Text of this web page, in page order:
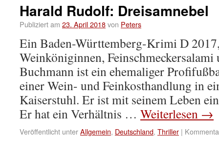
Harald Rudolf: Dreisamnebel
Publiziert am 23. April 2018von Peters
Ein Baden-Württemberg-Krimi D
Weinköniginnen,
Buchmann ist ein ehemaliger
einer Wein- und Feinkosthandlung in
Kaiserstuhl. Er ist mit seinem Leben
Er hat ein Verhältnis … Weiterlesen →
Veröffentlicht unterAllgemein, Deutschland, Thriller |